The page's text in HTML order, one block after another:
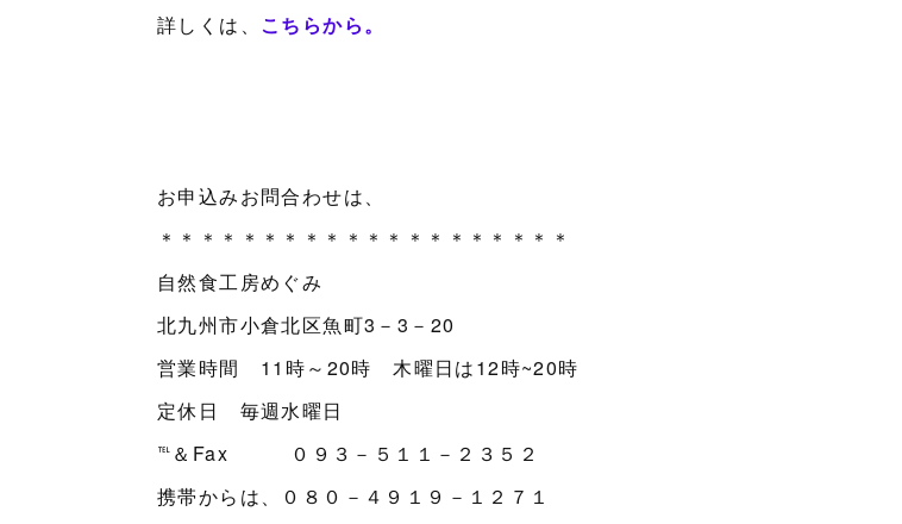
詳しくは、 こちらから。
お申込みお問合わせは、
＊＊＊＊＊＊＊＊＊＊＊＊＊＊＊＊＊＊＊＊
自然食工房めぐみ
北九州市小倉北区魚町3－3－20
営業時間 11時～20時 木曜日は12時~20時
定休日 毎週水曜日
℡＆Fax ０９３－５１１－２３５２
携帯からは、０８０－４９１９－１２７１